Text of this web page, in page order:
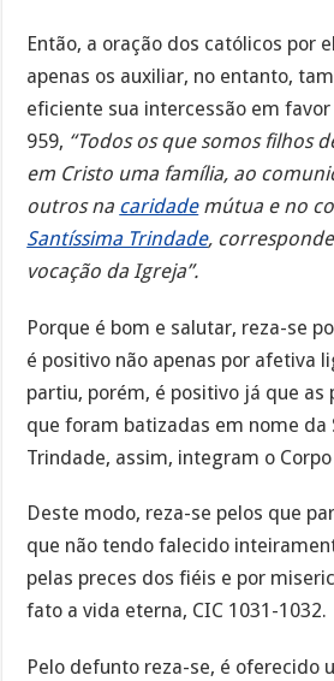
Então, a oração dos católicos por
apenas os auxiliar, no entanto,
eficiente sua intercessão em favor
959, “Todos os que somos filhos
em Cristo uma família, ao
outros na caridademútua e no
Santíssima Trindade,
vocação da Igreja”.
Porque é bom e salutar, reza-se
é positivo não apenas por afetiva
partiu, porém, é positivo já que as
que foram batizadas em nome da
Trindade, assim, integram o
Deste modo, reza-se pelos que
que não tendo falecido
pelas preces dos fiéis e por
fato a vida eterna, CIC 1031-1032.
Pelo defunto reza-se, é oferecido